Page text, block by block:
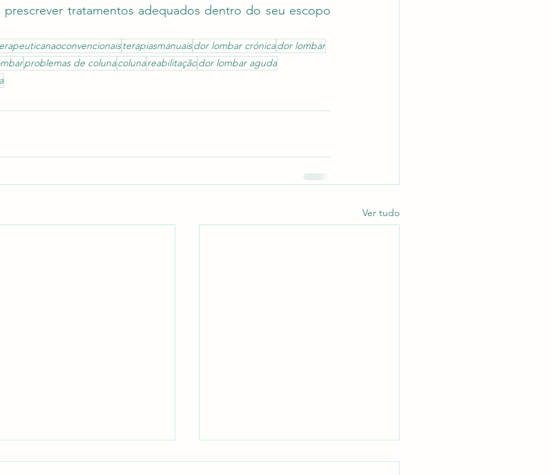
tratamentos adequados dentro do seu escopo
terapiasmanuaisdor lombar crónicador lombar
problemas de colunacolunareabilitaçãodor lombar aguda
Ver tudo